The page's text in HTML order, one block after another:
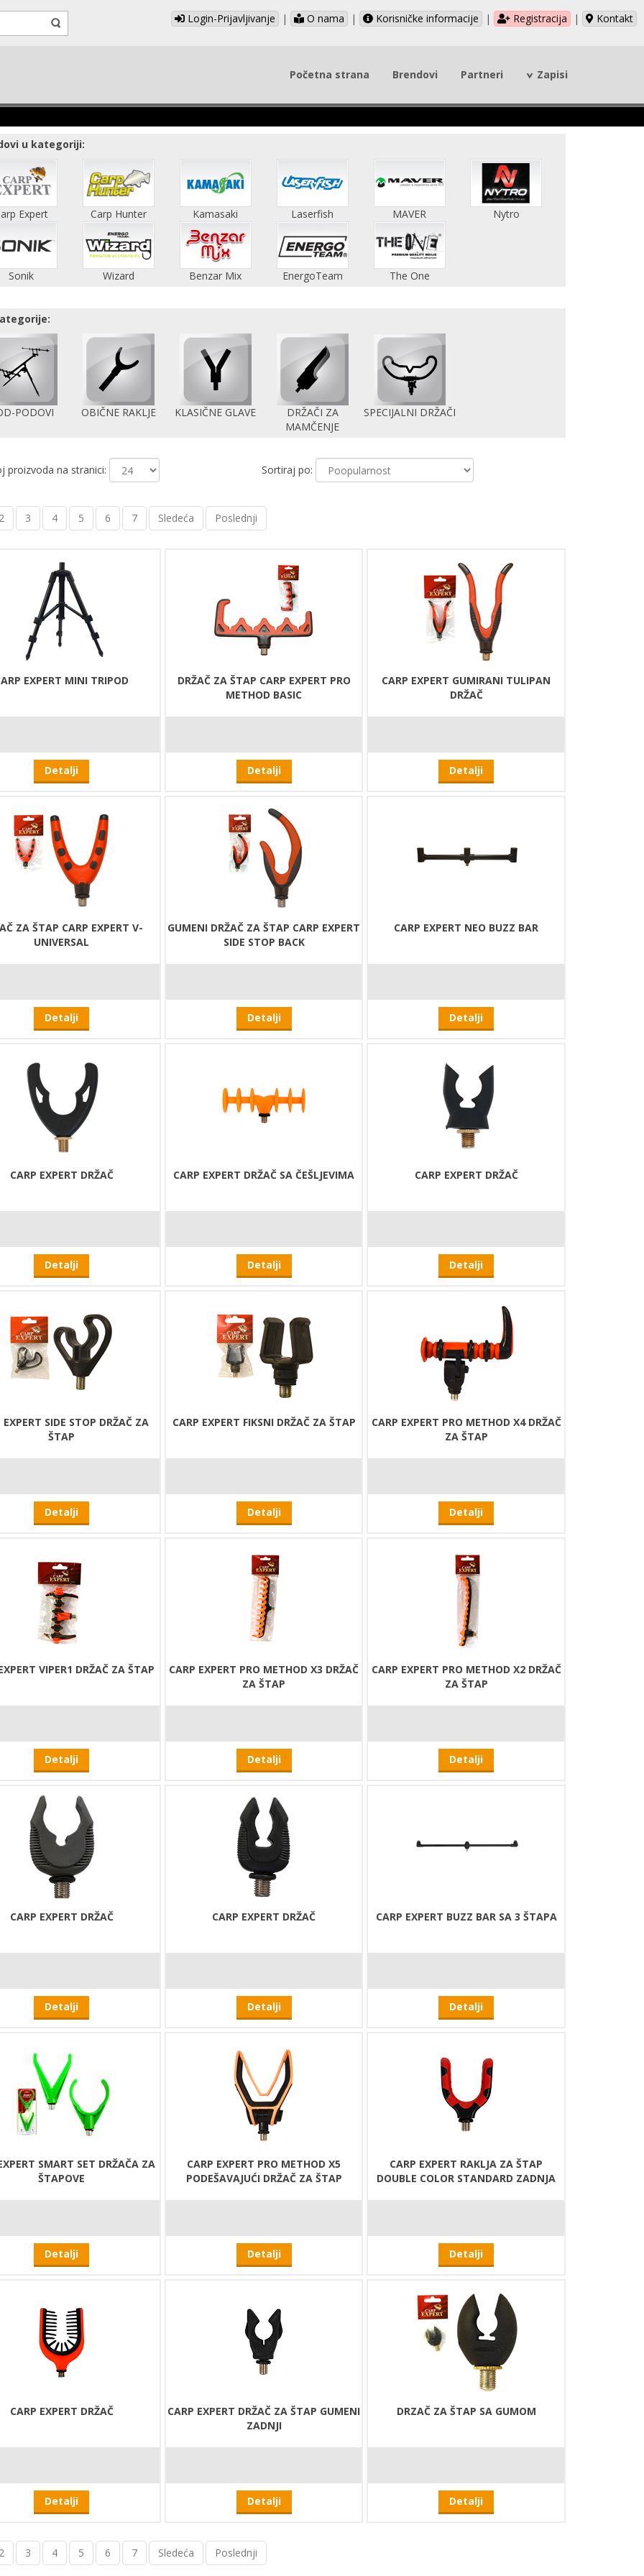
Login-Prijavljivanje | O nama | Korisničke informacije | Registracija | Kontakt
Početna strana Brendovi Partneri Zapisi
u kategoriji:
Expert Carp Hunter Kamasaki Laserfish MAVER Nytro
Sonik Wizard Benzar Mix EnergoTeam The One
PODOVI OBIČNE RAKLJE KLASIČNE GLAVE
DRŽAČI ZA
MAMČENJE
SPECIJALNI DRŽAČI
proizvoda na stranici: Sortiraj po:
3 4 5 6 7 Sledeća Poslednji
EXPERT MINI TRIPOD
Detalji
DRŽAČ ZA ŠTAP CARP EXPERT PRO
METHOD BASIC
Detalji
CARP EXPERT GUMIRANI TULIPAN
DRŽAČ
Detalji
ZA ŠTAP CARP EXPERT V-
UNIVERSAL
Detalji
GUMENI DRŽAČ ZA ŠTAP CARP EXPERT
SIDE STOP BACK
Detalji
CARP EXPERT NEO BUZZ BAR
Detalji
CARP EXPERT DRŽAČ
Detalji
CARP EXPERT DRŽAČ SA ČEŠLJEVIMA
Detalji
CARP EXPERT DRŽAČ
Detalji
EXPERT SIDE STOP DRŽAČ ZA
ŠTAP
Detalji
CARP EXPERT FIKSNI DRŽAČ ZA ŠTAP
Detalji
CARP EXPERT PRO METHOD X4 DRŽAČ
ZA ŠTAP
Detalji
VIPER1 DRŽAČ ZA ŠTAP
Detalji
CARP EXPERT PRO METHOD X3 DRŽAČ
ZA ŠTAP
Detalji
CARP EXPERT PRO METHOD X2 DRŽAČ
ZA ŠTAP
Detalji
CARP EXPERT DRŽAČ
Detalji
CARP EXPERT DRŽAČ
Detalji
CARP EXPERT BUZZ BAR SA 3 ŠTAPA
Detalji
SMART SET DRŽAČA ZA
ŠTAPOVE
Detalji
CARP EXPERT PRO METHOD X5
PODEŠAVAJUĆI DRŽAČ ZA ŠTAP
Detalji
CARP EXPERT RAKLJA ZA ŠTAP
DOUBLE COLOR STANDARD ZADNJA
Detalji
CARP EXPERT DRŽAČ
Detalji
CARP EXPERT DRŽAČ ZA ŠTAP GUMENI
ZADNJI
Detalji
DRZAČ ZA ŠTAP SA GUMOM
Detalji
3 4 5 6 7 Sledeća Poslednji